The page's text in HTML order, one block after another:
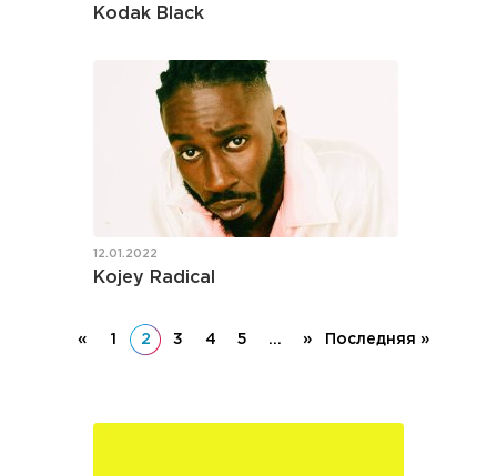
Kodak Black
12.01.2022
Kojey Radical
« 1 2 3 4 5 ... » Последняя »